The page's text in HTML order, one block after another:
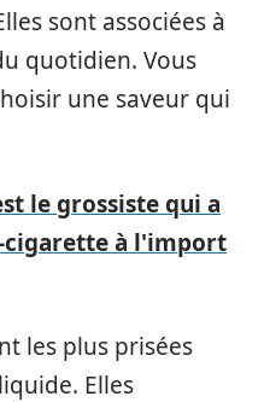
sont associées à
quotidien. Vous
une saveur qui
le grossiste qui a
cigarette à l'import
les plus prisées
Elles